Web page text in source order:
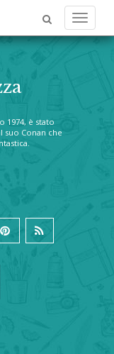
Menu
1974, è stato
suo Conan che